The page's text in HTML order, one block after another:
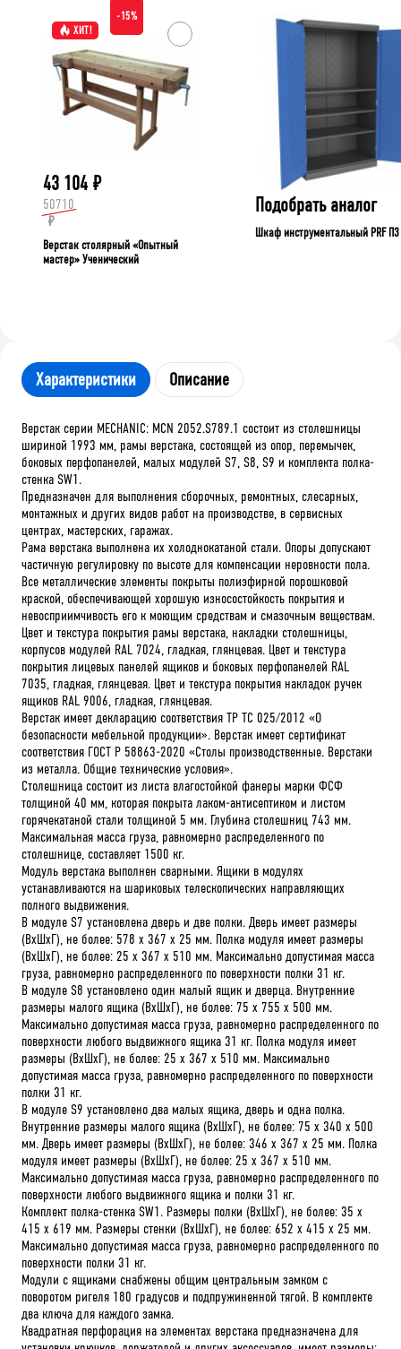
ХИТ!
-15%
43 104 ₽
50710
₽
Верстак столярный «Опытный
мастер» Ученический
Подобрать аналог
Шкаф инструментальный PRF П3
Характеристики Описание
Верстак серии MECHANIC: MCN 2052.S789.1 состоит из столешницы
шириной 1993 мм, рамы верстака, состоящей из опор, перемычек,
боковых перфопанелей, малых модулей S7, S8, S9 и комплекта полка-
стенка SW1.
Предназначен для выполнения сборочных, ремонтных, слесарных,
монтажных и других видов работ на производстве, в сервисных
центрах, мастерских, гаражах.
Рама верстака выполнена их холоднокатаной стали. Опоры допускают
частичную регулировку по высоте для компенсации неровности пола.
Все металлические элементы покрыты полиэфирной порошковой
краской, обеспечивающей хорошую износостойкость покрытия и
невосприимчивость его к моющим средствам и смазочным веществам.
Цвет и текстура покрытия рамы верстака, накладки столешницы,
корпусов модулей RAL 7024, гладкая, глянцевая. Цвет и текстура
покрытия лицевых панелей ящиков и боковых перфопанелей RAL
7035, гладкая, глянцевая. Цвет и текстура покрытия накладок ручек
ящиков RAL 9006, гладкая, глянцевая.
Верстак имеет декларацию соответствия ТР ТС 025/2012 «О
безопасности мебельной продукции». Верстак имеет сертификат
соответствия ГОСТ Р 58863-2020 «Столы производственные. Верстаки
из металла. Общие технические условия».
Столешница состоит из листа влагостойкой фанеры марки ФСФ
толщиной 40 мм, которая покрыта лаком-антисептиком и листом
горячекатаной стали толщиной 5 мм. Глубина столешниц 743 мм.
Максимальная масса груза, равномерно распределенного по
столешнице, составляет 1500 кг.
Модуль верстака выполнен сварными. Ящики в модулях
устанавливаются на шариковых телескопических направляющих
полного выдвижения.
В модуле S7 установлена дверь и две полки. Дверь имеет размеры
(ВхШхГ), не более: 578 х 367 х 25 мм. Полка модуля имеет размеры
(ВхШхГ), не более: 25 х 367 х 510 мм. Максимально допустимая масса
груза, равномерно распределенного по поверхности полки 31 кг.
В модуле S8 установлено один малый ящик и дверца. Внутренние
размеры малого ящика (ВхШхГ), не более: 75 х 755 х 500 мм.
Максимально допустимая масса груза, равномерно распределенного по
поверхности любого выдвижного ящика 31 кг. Полка модуля имеет
размеры (ВхШхГ), не более: 25 х 367 х 510 мм. Максимально
допустимая масса груза, равномерно распределенного по поверхности
полки 31 кг.
В модуле S9 установлено два малых ящика, дверь и одна полка.
Внутренние размеры малого ящика (ВхШхГ), не более: 75 х 340 х 500
мм. Дверь имеет размеры (ВхШхГ), не более: 346 х 367 х 25 мм. Полка
модуля имеет размеры (ВхШхГ), не более: 25 х 367 х 510 мм.
Максимально допустимая масса груза, равномерно распределенного по
поверхности любого выдвижного ящика и полки 31 кг.
Комплект полка-стенка SW1. Размеры полки (ВхШхГ), не более: 35 х
415 х 619 мм. Размеры стенки (ВхШхГ), не более: 652 х 415 х 25 мм.
Максимально допустимая масса груза, равномерно распределенного по
поверхности полки 31 кг.
Модули с ящиками снабжены общим центральным замком с
поворотом ригеля 180 градусов и подпружиненной тягой. В комплекте
два ключа для каждого замка.
Квадратная перфорация на элементах верстака предназначена для